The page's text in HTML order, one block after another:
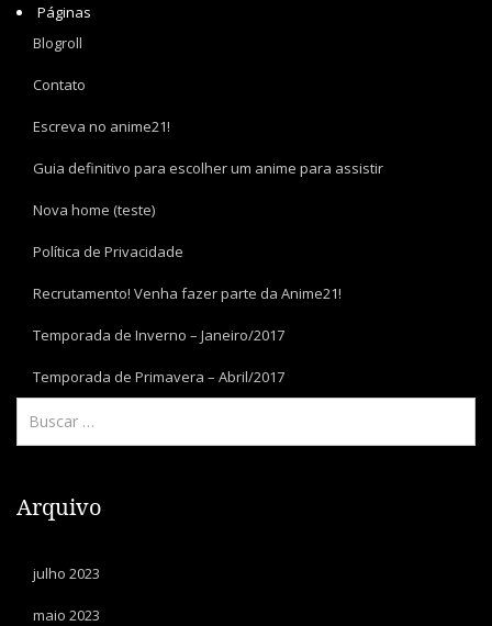
Páginas
Blogroll
Contato
Escreva no anime21!
Guia definitivo para escolher um anime para assistir
Nova home (teste)
Política de Privacidade
Recrutamento! Venha fazer parte da Anime21!
Temporada de Inverno – Janeiro/2017
Temporada de Primavera – Abril/2017
Arquivo
julho 2023
maio 2023